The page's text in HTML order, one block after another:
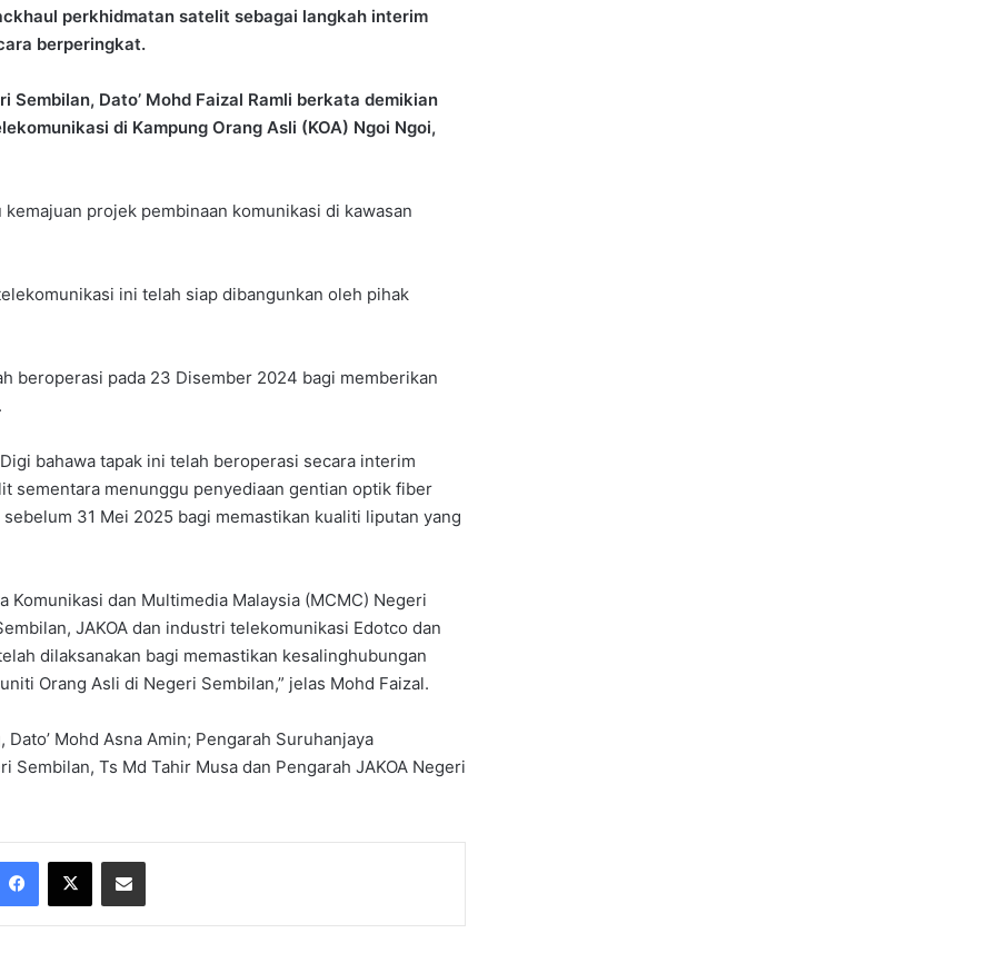
perkhidmatan satelit sebagai langkah interim
berperingkat.
Sembilan, Dato’ Mohd Faizal Ramli berkata demikian
di Kampung Orang Asli (KOA) Ngoi Ngoi,
projek pembinaan komunikasi di kawasan
ini telah siap dibangunkan oleh pihak
beroperasi pada 23 Disember 2024 bagi memberikan
bahawa tapak ini telah beroperasi secara interim
sementara menunggu penyediaan gentian optik fiber
31 Mei 2025 bagi memastikan kualiti liputan yang
Komunikasi dan Multimedia Malaysia (MCMC) Negeri
JAKOA dan industri telekomunikasi Edotco dan
dilaksanakan bagi memastikan kesalinghubungan
Orang Asli di Negeri Sembilan,” jelas Mohd Faizal.
Mohd Asna Amin; Pengarah Suruhanjaya
Sembilan, Ts Md Tahir Musa dan Pengarah JAKOA Negeri